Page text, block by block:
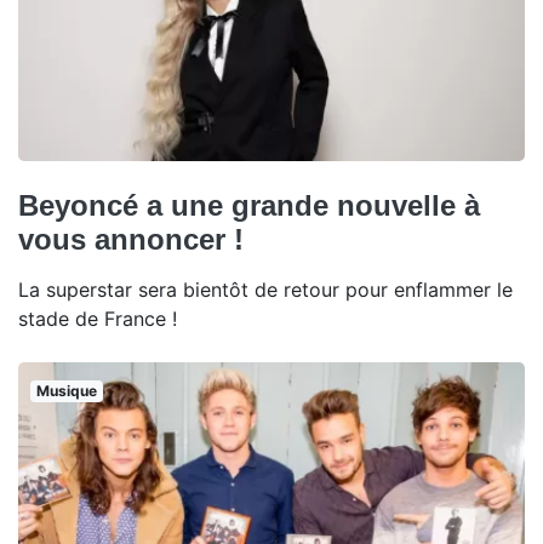
Beyoncé a une grande nouvelle à
vous annoncer !
La superstar sera bientôt de retour pour enflammer le
stade de France !
Musique